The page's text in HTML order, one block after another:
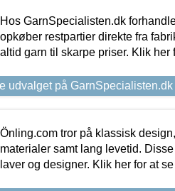
Hos GarnSpecialisten.dk
opkøber restpartier direkte fra
altid garn til skarpe priser. Klik her
udvalget på GarnSpecialisten.dk
Önling.com tror på klassisk
materialer samt lang levetid.
laver og designer. Klik her for at